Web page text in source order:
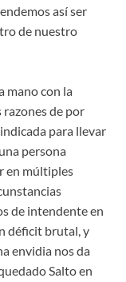
así ser
de nuestro
mano con la
razones de por
para llevar
persona
en múltiples
de intendente en
déficit brutal, y
envidia nos da
Salto en